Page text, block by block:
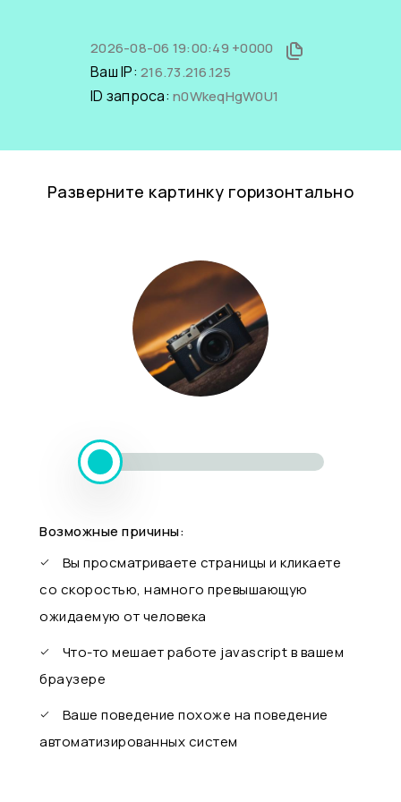
2026-08-06 19:00:49 +0000
Ваш IP: 216.73.216.125
ID запроса: n0WkeqHgW0U1
Разверните картинку горизонтально
Возможные причины:
Вы просматриваете страницы и кликаете
со скоростью, намного превышающую
ожидаемую от человека
Что-то мешает работе javascript в вашем
браузере
Ваше поведение похоже на поведение
автоматизированных систем